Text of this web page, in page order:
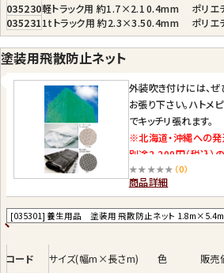
として
カラー：パール
素 材：ポリエ
★固定用ゴム付
4m）
※ 軽トラック用は
は2本付いていま
035230軽トラック用 約1.7×2.10.4mm ポリエ
0352311tトラック用 約2.3×3.50.4mm ポリエ
塗装用飛散防止ネット
外装吹き付けには、ぜ
お張り下さい。ハトメ
でキッチリ張れます。
※北海道・沖縄への
別途2,200円（税込）
★★★★★ （0）
商品詳細
コード サイズ(幅m×長さm) 色 販売